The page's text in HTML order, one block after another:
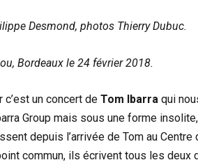
Desmond, photos Thierry Dubuc.
Bordeaux le 24 février 2018.
c’est un concert deTom Ibarra qui
Group mais sous une forme
depuis l’arrivée de Tom au
commun, ils écrivent tous les deux